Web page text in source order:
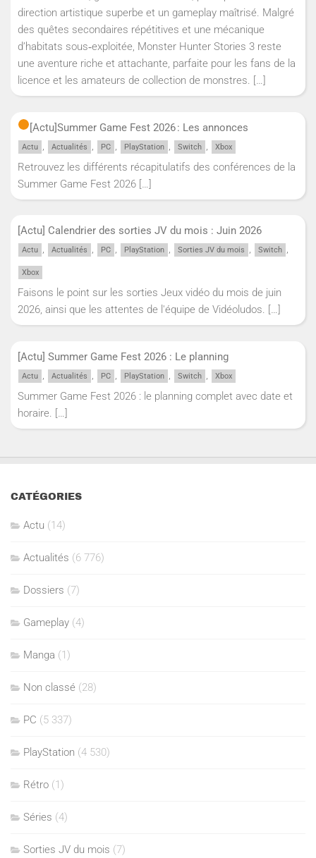
direction artistique superbe et un gameplay maîtrisé. Malgré
des quêtes secondaires répétitives et une mécanique
d’habitats sous‑exploitée, Monster Hunter Stories 3 reste
une aventure riche et attachante, parfaite pour les fans de la
licence et les amateurs de collection de monstres. […]
[Actu]Summer Game Fest 2026 : Les annonces
Actu , Actualités , PC , PlayStation , Switch , Xbox
Retrouvez les différents récapitulatifs des conférences de la
Summer Game Fest 2026 […]
[Actu] Calendrier des sorties JV du mois : Juin 2026
Actu , Actualités , PC , PlayStation , Sorties JV du mois , Switch ,
Xbox
Faisons le point sur les sorties Jeux vidéo du mois de juin
2026, ainsi que les attentes de l'équipe de Vidéoludos. […]
[Actu] Summer Game Fest 2026 : Le planning
Actu , Actualités , PC , PlayStation , Switch , Xbox
Summer Game Fest 2026 : le planning complet avec date et
horaire. […]
CATÉGORIES
Actu (14)
Actualités (6 776)
Dossiers (7)
Gameplay (4)
Manga (1)
Non classé (28)
PC (5 337)
PlayStation (4 530)
Rétro (1)
Séries (4)
Sorties JV du mois (7)